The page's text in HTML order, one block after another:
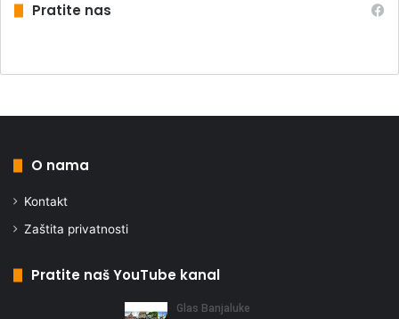
Pratite nas
O nama
Kontakt
Zaštita privatnosti
Pratite naš YouTube kanal